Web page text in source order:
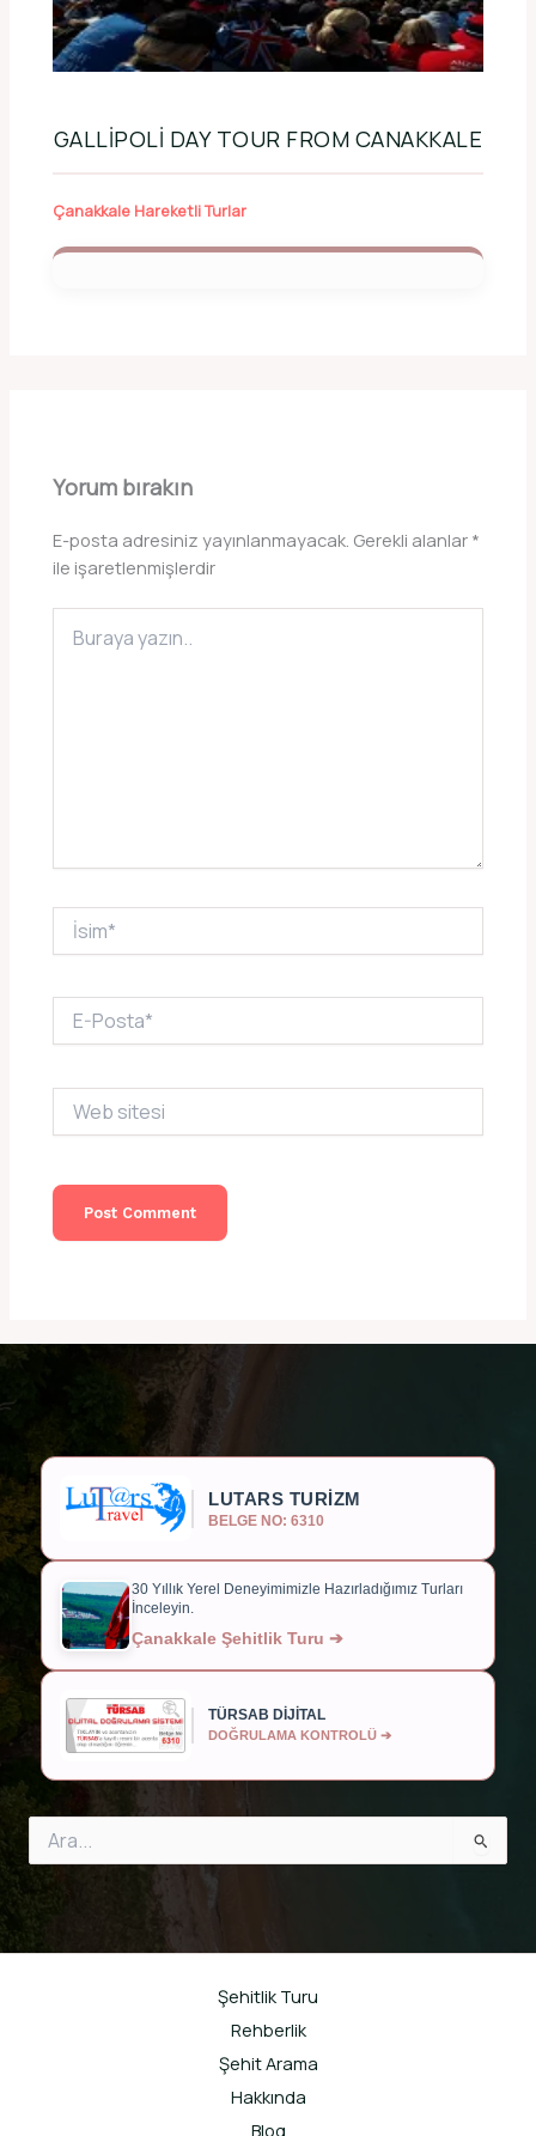
GALLIPOLI DAY TOUR FROM CANAKKALE
Çanakkale Hareketli Turlar
Yorum bırakın
E-posta adresiniz yayınlanmayacak. Gerekli alanlar *
ile işaretlenmişlerdir
yazın..
İsim*
Posta*
sitesi
LUTARS TURİZM
BELGE NO: 6310
30 Yıllık Yerel Deneyimimizle Hazırladığımız Turları
İnceleyin.
Çanakkale Şehitlik Turu ➔
TÜRSAB DİJİTAL
DOĞRULAMA KONTROLÜ ➔
for:
Şehitlik Turu
Rehberlik
Şehit Arama
Hakkında
Blog